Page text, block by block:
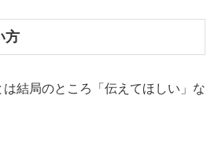
方
結局のところ「伝えてほしい」な